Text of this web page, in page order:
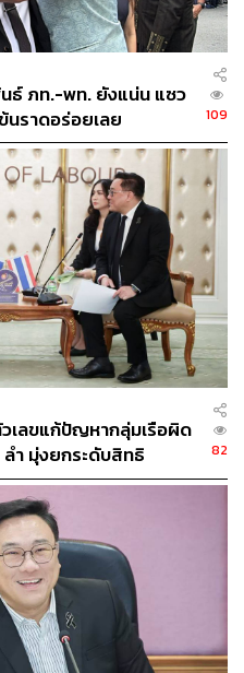
รทำ Entertainment
ผลในเรื่องของการเติบโต
อื่นๆ เราไม่ได้ละทิ้ง ทั้งใน
ษณะที่เป็น Indoor Stadium
รวิวัฒน์
154
AUTHOR
TEAM
การ THE STANDARD
ธ์ ภท.-พท. ยังแน่น แซว
นราดอร่อยเลย
109
เลขแก้ปัญหากลุ่มเรือผิด
ำ มุ่งยกระดับสิทธิ
82